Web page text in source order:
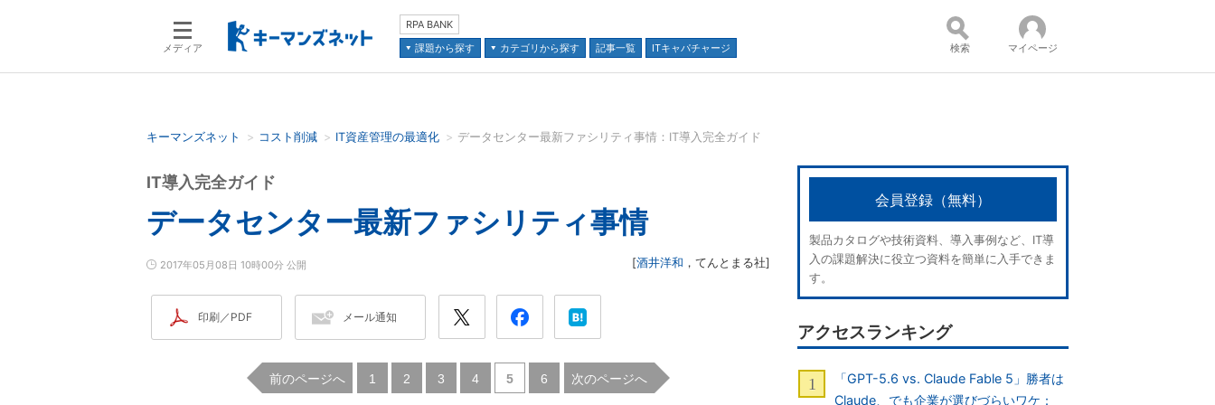
メディア
RPA BANK
課題から探す
カテゴリから探す 記事一覧 ITキャパチャージ
検索語を入力してください 並び順：
検索 マイページ
キーマンズネット コスト削減 IT資産管理の最適化 データセンター最新ファシリティ事情：IT導入完全ガイド
データセンター最新ファシリティ事情
IT導入完全ガイド
2017年05月08日 10時00分 公開 [酒井洋和 ， てんとまる社]
印刷／PDF メール通知
前のページへ 1 2 3 4 5 6 次のページへ
会員登録（無料）
製品カタログや技術資料、導入事例など、IT導
入の課題解決に役立つ資料を簡単に入手できま
す。
アクセスランキング
「GPT-5.6 vs. Claude Fable 5」勝者は
Claude、でも企業が選びづらいワケ：